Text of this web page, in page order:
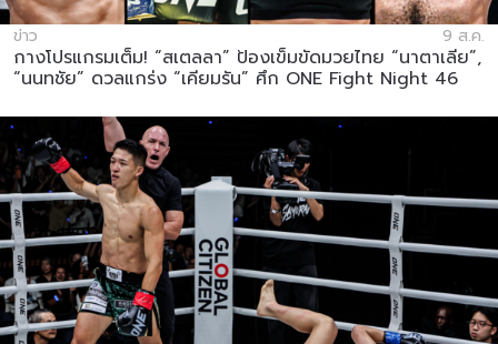
ข่าว 9 ส.ค.
กางโปรแกรมเต็ม! “สเตลลา” ป้องเข็มขัดมวยไทย “นาตาเลีย”,
“นนทชัย” ดวลแกร่ง “เคียมรัน” ศึก ONE Fight Night 46